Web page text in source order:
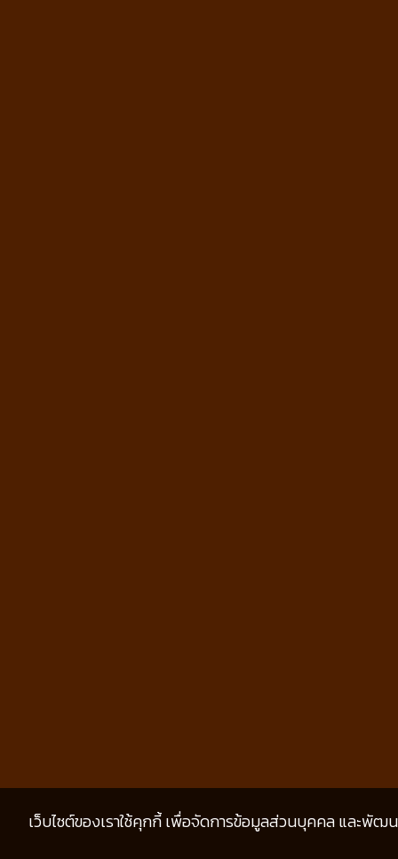
เว็บไซต์ของเราใช้คุกกี้ เพื่อจัดการข้อมูลส่วนบุคคล และพัฒ